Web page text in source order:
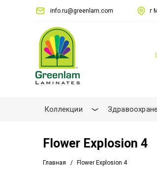
info.ru@greenlam.com г
Коллекции
Flower Explosion 4
Главная Flower Explosion 4